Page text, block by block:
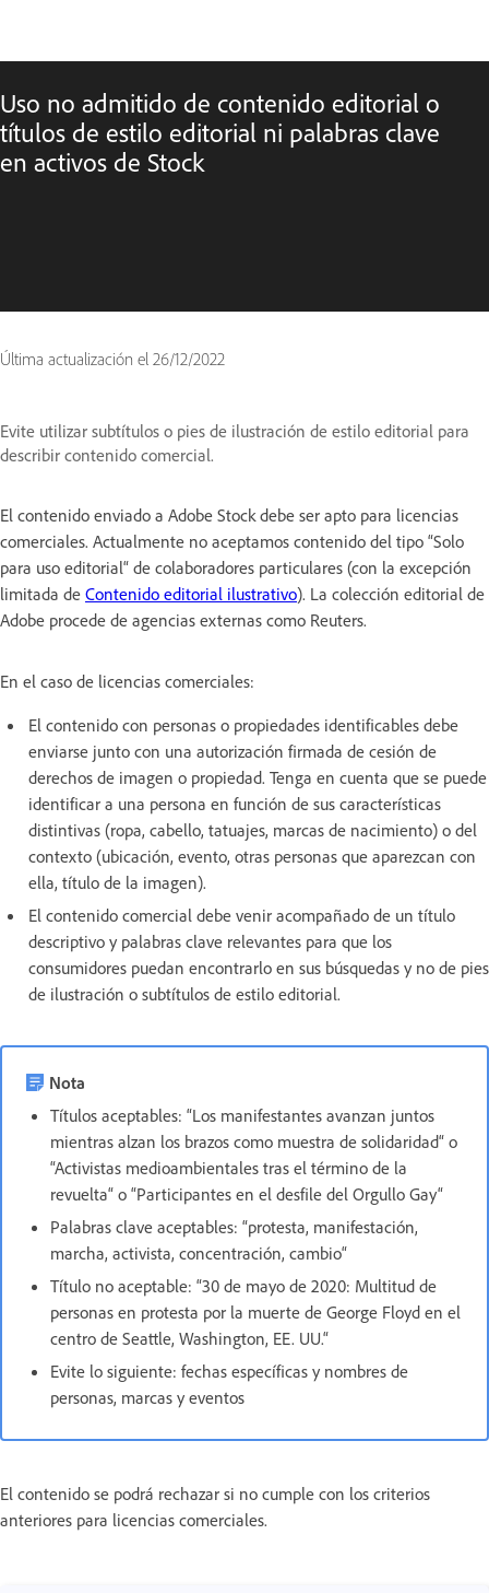
Uso no admitido de contenido editorial o
títulos de estilo editorial ni palabras clave
en activos de Stock
Última actualización el 26/12/2022
Evite utilizar subtítulos o pies de ilustración de estilo editorial para
describir contenido comercial.
El contenido enviado a Adobe Stock debe ser apto para licencias
comerciales. Actualmente no aceptamos contenido del tipo “Solo
para uso editorial“ de colaboradores particulares (con la excepción
limitada de Contenido editorial ilustrativo). La colección editorial de
Adobe procede de agencias externas como Reuters.
En el caso de licencias comerciales:
El contenido con personas o propiedades identificables debe
enviarse junto con una autorización firmada de cesión de
derechos de imagen o propiedad. Tenga en cuenta que se puede
identificar a una persona en función de sus características
distintivas (ropa, cabello, tatuajes, marcas de nacimiento) o del
contexto (ubicación, evento, otras personas que aparezcan con
ella, título de la imagen).
El contenido comercial debe venir acompañado de un título
descriptivo y palabras clave relevantes para que los
consumidores puedan encontrarlo en sus búsquedas y no de pies
de ilustración o subtítulos de estilo editorial.
Nota
Títulos aceptables: “Los manifestantes avanzan juntos
mientras alzan los brazos como muestra de solidaridad“ o
“Activistas medioambientales tras el término de la
revuelta“ o “Participantes en el desfile del Orgullo Gay“
Palabras clave aceptables: “protesta, manifestación,
marcha, activista, concentración, cambio“
Título no aceptable: “30 de mayo de 2020: Multitud de
personas en protesta por la muerte de George Floyd en el
centro de Seattle, Washington, EE. UU.“
Evite lo siguiente: fechas específicas y nombres de
personas, marcas y eventos
El contenido se podrá rechazar si no cumple con los criterios
anteriores para licencias comerciales.